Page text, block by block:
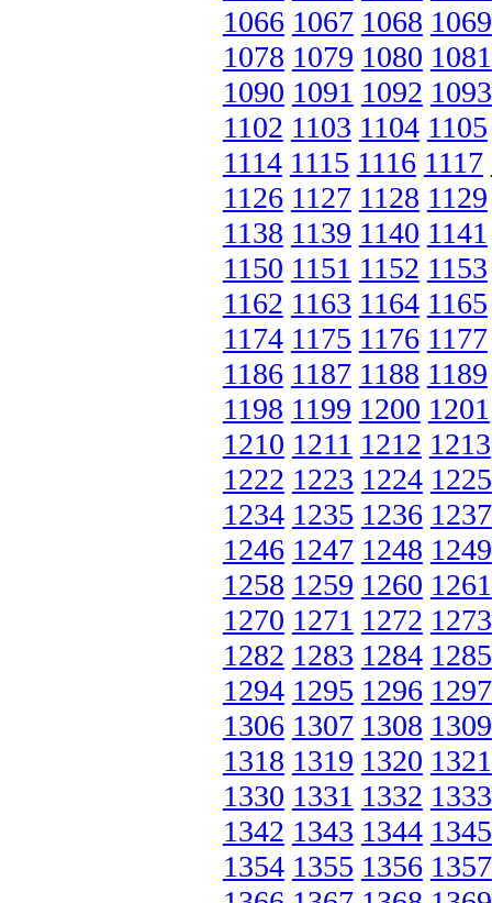
1066 1067 1068 1069
1078 1079 1080 1081
1090 1091 1092 1093
1102 1103 1104 1105
1114 1115 1116 1117
1126 1127 1128 1129
1138 1139 1140 1141
1150 1151 1152 1153
1162 1163 1164 1165
1174 1175 1176 1177
1186 1187 1188 1189
1198 1199 1200 1201
1210 1211 1212 1213
1222 1223 1224 1225
1234 1235 1236 1237
1246 1247 1248 1249
1258 1259 1260 1261
1270 1271 1272 1273
1282 1283 1284 1285
1294 1295 1296 1297
1306 1307 1308 1309
1318 1319 1320 1321
1330 1331 1332 1333
1342 1343 1344 1345
1354 1355 1356 1357